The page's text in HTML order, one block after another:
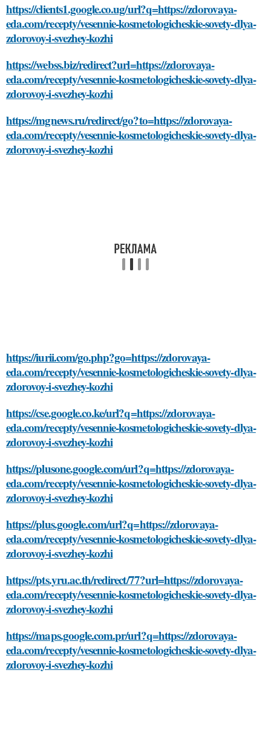
https://clients1.google.co.ug/url?q=https://zdorovaya-
eda.com/recepty/vesennie-kosmetologicheskie-sovety-dlya-
zdorovoy-i-svezhey-kozhi
https://webss.biz/redirect?url=https://zdorovaya-
eda.com/recepty/vesennie-kosmetologicheskie-sovety-dlya-
zdorovoy-i-svezhey-kozhi
https://mgnews.ru/redirect/go?to=https://zdorovaya-
eda.com/recepty/vesennie-kosmetologicheskie-sovety-dlya-
zdorovoy-i-svezhey-kozhi
https://iurii.com/go.php?go=https://zdorovaya-
eda.com/recepty/vesennie-kosmetologicheskie-sovety-dlya-
zdorovoy-i-svezhey-kozhi
https://cse.google.co.ke/url?q=https://zdorovaya-
eda.com/recepty/vesennie-kosmetologicheskie-sovety-dlya-
zdorovoy-i-svezhey-kozhi
https://plusone.google.com/url?q=https://zdorovaya-
eda.com/recepty/vesennie-kosmetologicheskie-sovety-dlya-
zdorovoy-i-svezhey-kozhi
https://plus.google.com/url?q=https://zdorovaya-
eda.com/recepty/vesennie-kosmetologicheskie-sovety-dlya-
zdorovoy-i-svezhey-kozhi
https://pts.yru.ac.th/redirect/77?url=https://zdorovaya-
eda.com/recepty/vesennie-kosmetologicheskie-sovety-dlya-
zdorovoy-i-svezhey-kozhi
https://maps.google.com.pr/url?q=https://zdorovaya-
eda.com/recepty/vesennie-kosmetologicheskie-sovety-dlya-
zdorovoy-i-svezhey-kozhi